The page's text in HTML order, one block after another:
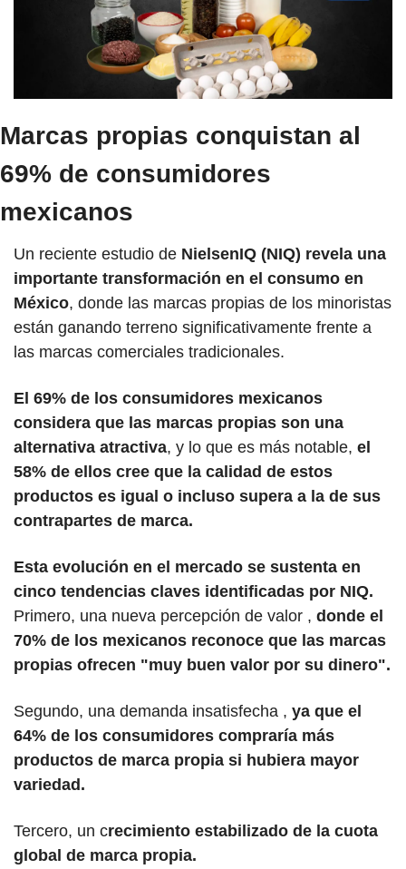
Marcas propias conquistan al
69% de consumidores
mexicanos
Un reciente estudio de NielsenIQ (NIQ) revela una
importante transformación en el consumo en
México, donde las marcas propias de los minoristas
están ganando terreno significativamente frente a
las marcas comerciales tradicionales.
El 69% de los consumidores mexicanos
considera que las marcas propias son una
alternativa atractiva, y lo que es más notable, el
58% de ellos cree que la calidad de estos
productos es igual o incluso supera a la de sus
contrapartes de marca.
Esta evolución en el mercado se sustenta en
Primero, una nueva percepción de valor , donde el
70% de los mexicanos reconoce que las marcas
Segundo, una demanda insatisfecha , ya que el
64% de los consumidores compraría más
productos de marca propia si hubiera mayor
variedad.
Tercero, un crecimiento estabilizado de la cuota
global de marca propia.